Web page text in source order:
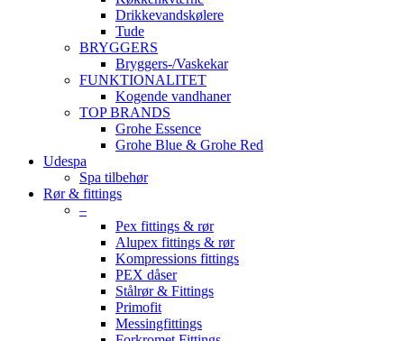
Drikkevandskølere
Tude
BRYGGERS
Bryggers-/Vaskekar
FUNKTIONALITET
Kogende vandhaner
TOP BRANDS
Grohe Essence
Grohe Blue & Grohe Red
Udespa
Spa tilbehør
Rør & fittings
–
Pex fittings & rør
Alupex fittings & rør
Kompressions fittings
PEX dåser
Stålrør & Fittings
Primofit
Messingfittings